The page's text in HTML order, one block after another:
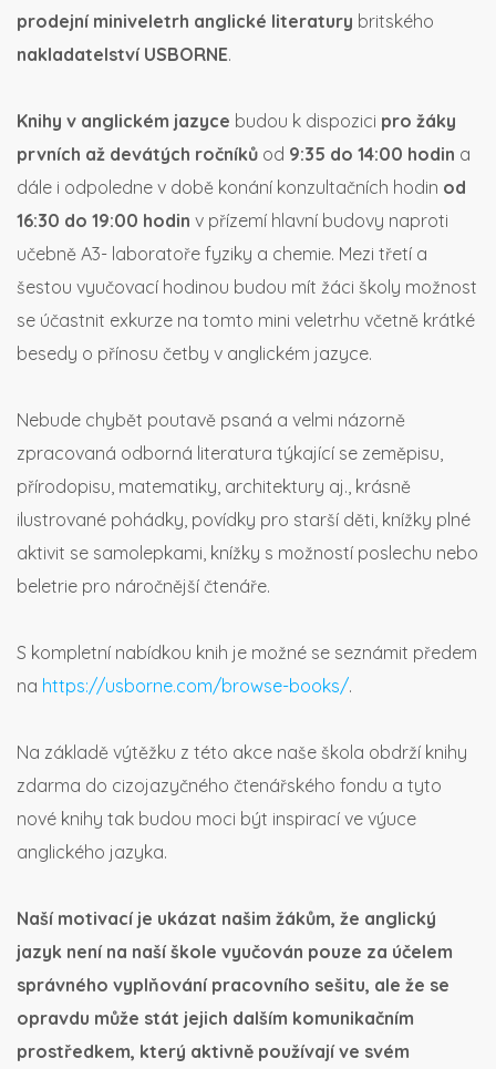
prodejní miniveletrh anglické literatury britského
nakladatelství USBORNE.
Knihy v anglickém jazyce budou k dispozici pro žáky
prvních až devátých ročníků od 9:35 do 14:00 hodin a
dále i odpoledne v době konání konzultačních hodin od
16:30 do 19:00 hodin v přízemí hlavní budovy naproti
učebně A3- laboratoře fyziky a chemie. Mezi třetí a
šestou vyučovací hodinou budou mít žáci školy možnost
se účastnit exkurze na tomto mini veletrhu včetně krátké
besedy o přínosu četby v anglickém jazyce.
Nebude chybět poutavě psaná a velmi názorně
zpracovaná odborná literatura týkající se zeměpisu,
přírodopisu, matematiky, architektury aj., krásně
ilustrované pohádky, povídky pro starší děti, knížky plné
aktivit se samolepkami, knížky s možností poslechu nebo
beletrie pro náročnější čtenáře.
S kompletní nabídkou knih je možné se seznámit předem
na https://usborne.com/browse-books/.
Na základě výtěžku z této akce naše škola obdrží knihy
zdarma do cizojazyčného čtenářského fondu a tyto
nové knihy tak budou moci být inspirací ve výuce
anglického jazyka.
Naší motivací je ukázat našim žákům, že anglický
jazyk není na naší škole vyučován pouze za účelem
správného vyplňování pracovního sešitu, ale že se
opravdu může stát jejich dalším komunikačním
prostředkem, který aktivně používají ve svém